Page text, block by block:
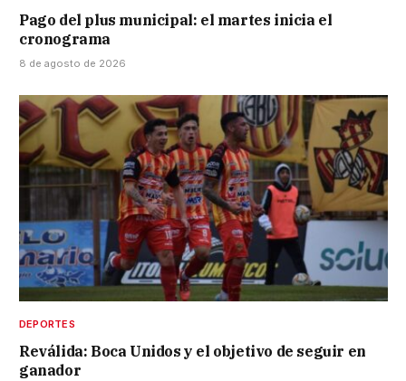
Pago del plus municipal: el martes inicia el
cronograma
8 de agosto de 2026
DEPORTES
Reválida: Boca Unidos y el objetivo de seguir en
ganador